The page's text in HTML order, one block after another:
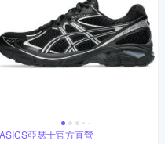
ASICS亞瑟士官方直營